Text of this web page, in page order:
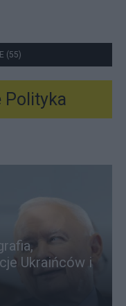
(55)
Polityka
Ukraińców i